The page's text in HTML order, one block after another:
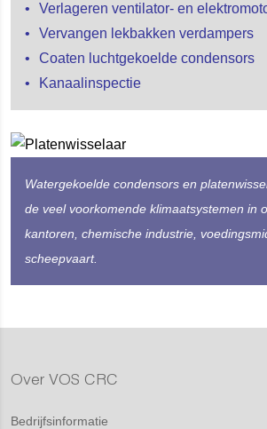
Verlageren ventilator- en
Vervangen lekbakken verdampers
Coaten luchtgekoelde condensors
Kanaalinspectie
Watergekoelde condensors en
de veel voorkomende klimaatsystemen in
kantoren, chemische industrie,
scheepvaart.
Over VOS CRC
Bedrijfsinformatie